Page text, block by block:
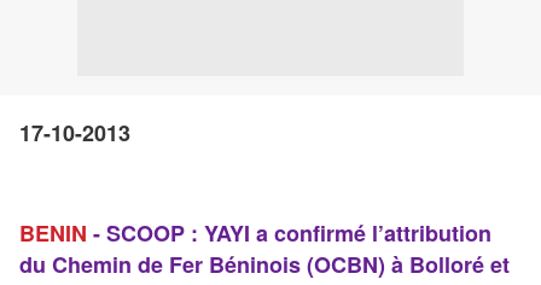
17-10-2013
BENIN - SCOOP : YAYI a confirmé l’attribution
du Chemin de Fer Béninois (OCBN) à Bolloré et